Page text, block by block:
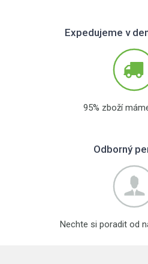
Expedujeme v
95% zboží
Odborný
Nechte si poradit od